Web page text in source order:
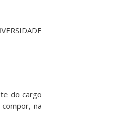
do cargo
na